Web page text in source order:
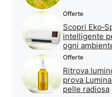
Offerte
Scopri
intelligente
ogni
Offerte
Ritrova
prova
pelle radiosa